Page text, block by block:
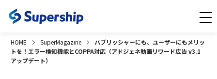
HOME SuperMagazine
パブリッシャーにも、ユーザーにもメリッ
トを！エラー検知機能とCOPPA対応（アドジェネ動画リワード広告 v3.1
アップデート）